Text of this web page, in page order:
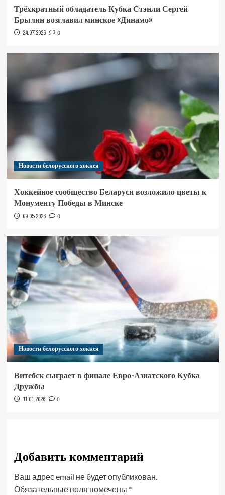
Трёхкратный обладатель Кубка Стэнли Сергей
Брылин возглавил минское «Динамо»
24.07.2026 0
Новости белорусского хоккея
Хоккейное сообщество Беларуси возложило цветы к
Монументу Победы в Минске
09.05.2026 0
Новости белорусского хоккея
Витебск сыграет в финале Евро-Азиатского Кубка
Дружбы
11.01.2026 0
Добавить комментарий
Ваш адрес email не будет опубликован.
Обязательные поля помечены *